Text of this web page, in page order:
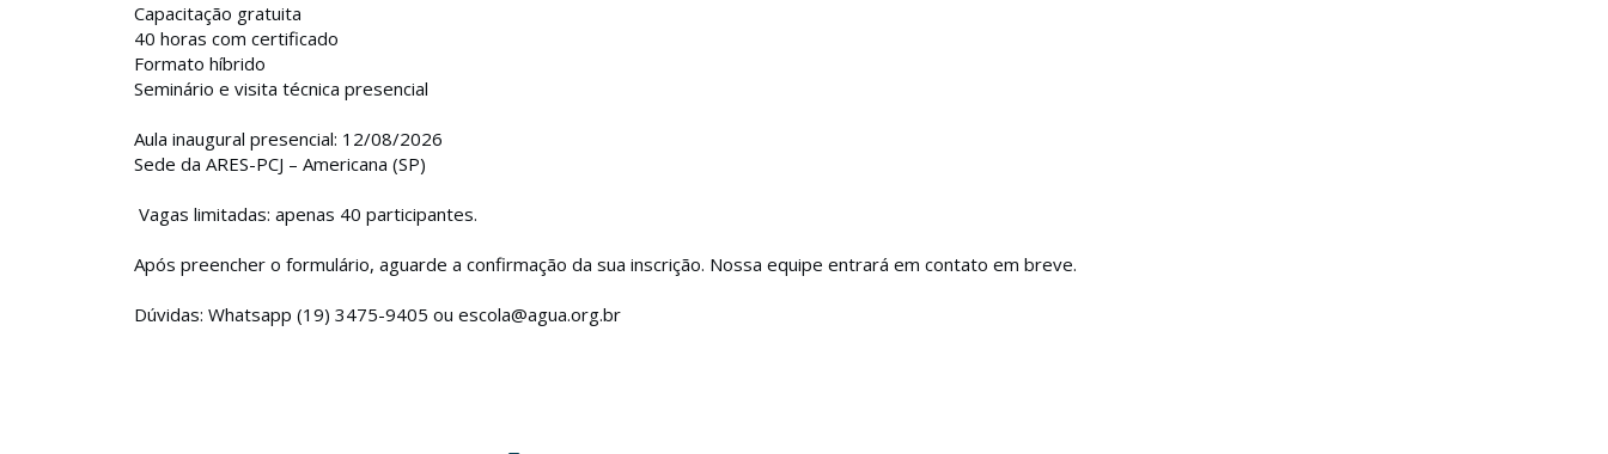
Capacitação gratuita
40 horas com certificado
Formato híbrido
Seminário e visita técnica presencial
Aula inaugural presencial: 12/08/2026
Sede da ARES-PCJ – Americana (SP)
Vagas limitadas: apenas 40 participantes.
Após preencher o formulário, aguarde a confirmação da sua inscrição. Nossa equipe entrará em contato em breve.
Dúvidas: Whatsapp (19) 3475-9405 ou escola@agua.org.br